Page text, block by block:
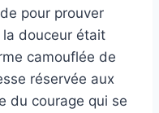
pour prouver
la douceur était
camouflée de
réservée aux
du courage qui se